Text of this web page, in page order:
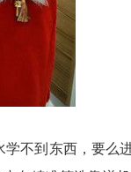
不到东西，要么